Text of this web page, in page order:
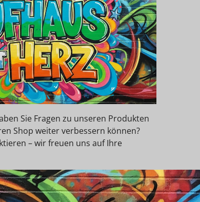
Sie Fragen zu unseren Produkten
Shop weiter verbessern können?
– wir freuen uns auf Ihre